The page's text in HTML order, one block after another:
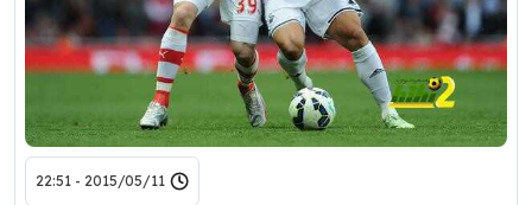
2015/05/11 - 22:51